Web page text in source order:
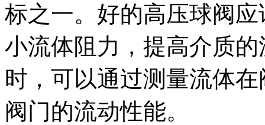
标之一。好的高压球阀
小流体阻力，提高介质
时，可以通过测量流体
阀门的流动性能。